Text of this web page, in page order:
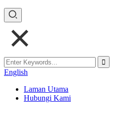
English
Laman Utama
Hubungi Kami